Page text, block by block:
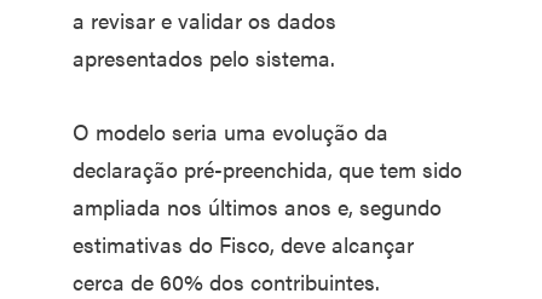
a revisar e validar os dados
apresentados pelo sistema.
O modelo seria uma evolução da
declaração pré-preenchida, que tem sido
ampliada nos últimos anos e, segundo
estimativas do Fisco, deve alcançar
cerca de 60% dos contribuintes.